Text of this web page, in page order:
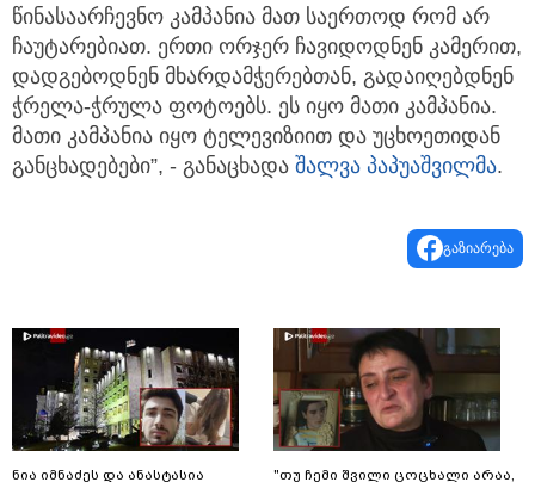
წინასაარჩევნო კამპანია მათ საერთოდ რომ არ
ჩაუტარებიათ. ერთი ორჯერ ჩავიდოდნენ კამერით,
დადგებოდნენ მხარდამჭერებთან, გადაიღებდნენ
ჭრელა-ჭრულა ფოტოებს. ეს იყო მათი კამპანია.
მათი კამპანია იყო ტელევიზიით და უცხოეთიდან
განცხადებები”, - განაცხადა შალვა პაპუაშვილმა.
გაზიარება
ნია იმნაძეს და ანასტასია "თუ ჩემი შვილი ცოცხალი არაა,